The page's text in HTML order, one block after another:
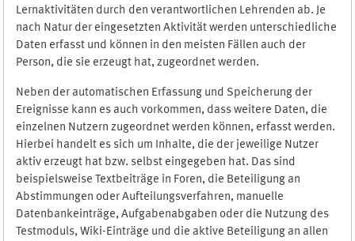
Lernaktivitäten durch den verantwortlichen Lehrenden ab. Je
nach Natur der eingesetzten Aktivität werden unterschiedliche
Daten erfasst und können in den meisten Fällen auch der
Person, die sie erzeugt hat, zugeordnet werden.
Neben der automatischen Erfassung und Speicherung der
Ereignisse kann es auch vorkommen, dass weitere Daten, die
einzelnen Nutzern zugeordnet werden können, erfasst werden.
Hierbei handelt es sich um Inhalte, die der jeweilige Nutzer
aktiv erzeugt hat bzw. selbst eingegeben hat. Das sind
beispielsweise Textbeiträge in Foren, die Beteiligung an
Abstimmungen oder Aufteilungsverfahren, manuelle
Datenbankeinträge, Aufgabenabgaben oder die Nutzung des
Testmoduls, Wiki-Einträge und die aktive Beteiligung an allen